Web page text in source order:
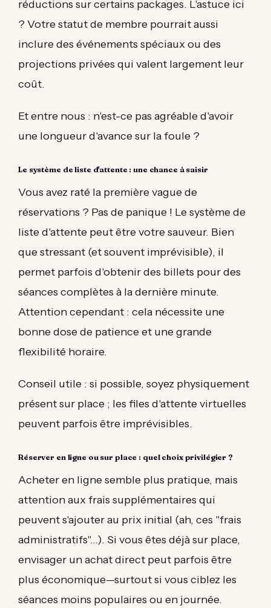
réductions sur certains packages. L'astuce ici
? Votre statut de membre pourrait aussi
inclure des événements spéciaux ou des
projections privées qui valent largement leur
coût.
Et entre nous : n'est-ce pas agréable d'avoir
une longueur d'avance sur la foule ?
Le système de liste d'attente : une chance à saisir
Vous avez raté la première vague de
réservations ? Pas de panique ! Le système de
liste d'attente peut être votre sauveur. Bien
que stressant (et souvent imprévisible), il
permet parfois d'obtenir des billets pour des
séances complètes à la dernière minute.
Attention cependant : cela nécessite une
bonne dose de patience et une grande
flexibilité horaire.
Conseil utile : si possible, soyez physiquement
présent sur place ; les files d'attente virtuelles
peuvent parfois être imprévisibles.
Réserver en ligne ou sur place : quel choix privilégier ?
Acheter en ligne semble plus pratique, mais
attention aux frais supplémentaires qui
peuvent s'ajouter au prix initial (ah, ces "frais
administratifs"...). Si vous êtes déjà sur place,
envisager un achat direct peut parfois être
plus économique—surtout si vous ciblez les
séances moins populaires ou en journée.